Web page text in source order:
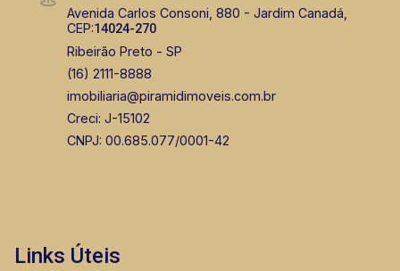
Avenida Carlos Consoni, 880 - Jardim Canadá,
CEP:14024-270
Ribeirão Preto - SP
(16) 2111-8888
imobiliaria@piramidimoveis.com.br
Creci: J-15102
CNPJ: 00.685.077/0001-42
Links Úteis